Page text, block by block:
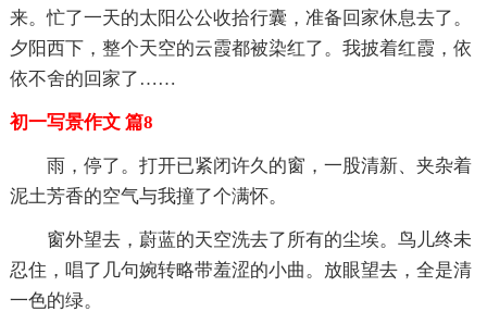
来。忙了一天的太阳公公收拾行囊，准备回家休息去了。
夕阳西下，整个天空的云霞都被染红了。我披着红霞，依
依不舍的回家了……
初一写景作文 篇8
雨，停了。打开已紧闭许久的窗，一股清新、夹杂着
泥土芳香的空气与我撞了个满怀。
窗外望去，蔚蓝的天空洗去了所有的尘埃。鸟儿终未
忍住，唱了几句婉转略带羞涩的小曲。放眼望去，全是清
一色的绿。